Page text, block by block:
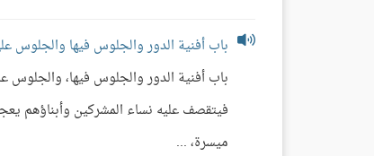
باب أفنية الدور والجلوس فيها والجلوس
باب أفنية الدور والجلوس فيها، والجلوس
ميسرة، ...